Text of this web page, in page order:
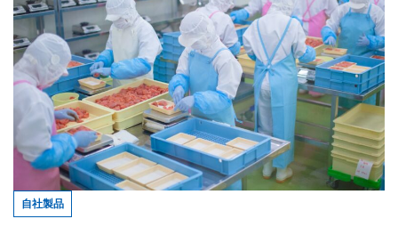
自社製品